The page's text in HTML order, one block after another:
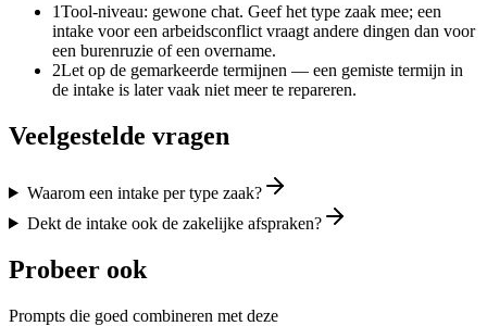
1Tool-niveau: gewone chat. Geef het type zaak mee; een
intake voor een arbeidsconflict vraagt andere dingen dan voor
een burenruzie of een overname.
2Let op de gemarkeerde termijnen — een gemiste termijn in
de intake is later vaak niet meer te repareren.
Veelgestelde vragen
Waarom een intake per type zaak?
Dekt de intake ook de zakelijke afspraken?
Probeer ook
Prompts die goed combineren met deze